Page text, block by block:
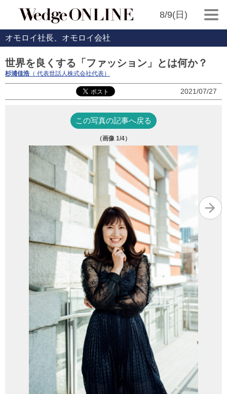
8/9(日)
オモロイ社長、オモロイ会社
世界を良くする「ファッション」とは何か？
杉浦佳浩 （ 代表世話人株式会社代表）
2021/07/27
この写真の記事へ戻る
（画像 1/4）